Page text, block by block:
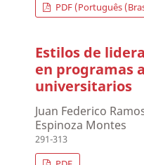
PDF (Português
Estilos de
en programas
universitarios
Juan Federico
Espinoza Montes
291-313